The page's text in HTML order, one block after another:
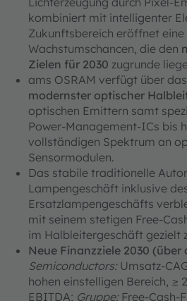
kombiniert mit intelligenter
Zukunftsbereich eröffnet
Wachstumschancen, die den
Zielen für 2030 zugrunde
ams OSRAM verfügt über das
modernster optischer
optischen Emittern samt
Power‑Management‑ICs bis
vollständigen Spektrum an
Sensormodulen.
Das stabile traditionelle
Lampengeschäft inklusive
Ersatzlampengeschäfts
mit seinem stetigen Free-
im Halbleitergeschäft gezielt
Neue Finanzziele 2030
Semiconductors: Umsatz-
hohen einstelligen Bereich, ≥
EBITDA; Gruppe:Free-Cash-